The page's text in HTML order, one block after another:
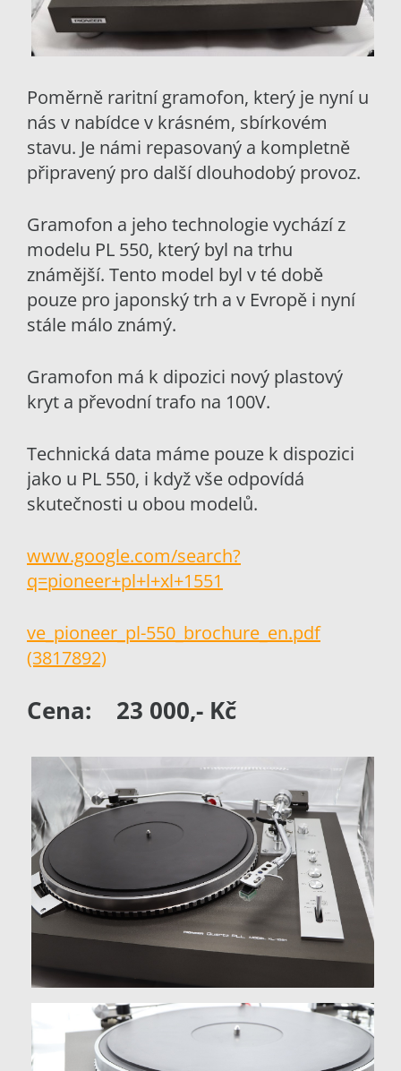
Poměrně raritní gramofon, který je nyní u
nás v nabídce v krásném, sbírkovém
stavu. Je námi repasovaný a kompletně
připravený pro další dlouhodobý provoz.
Gramofon a jeho technologie vychází z
modelu PL 550, který byl na trhu
známější. Tento model byl v té době
pouze pro japonský trh a v Evropě i nyní
stále málo známý.
Gramofon má k dipozici nový plastový
kryt a převodní trafo na 100V.
Technická data máme pouze k dispozici
jako u PL 550, i když vše odpovídá
skutečnosti u obou modelů.
www.google.com/search?
q=pioneer+pl+l+xl+1551
ve_pioneer_pl-550_brochure_en.pdf
(3817892)
Cena: 23 000,- Kč